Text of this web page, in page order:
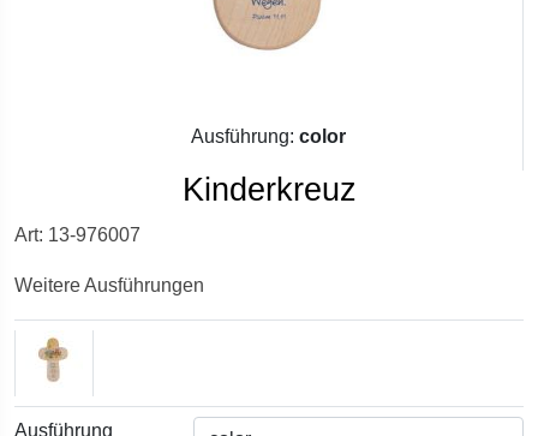
Ausführung: color
Kinderkreuz
Art: 13-976007
Weitere Ausführungen
Ausführung